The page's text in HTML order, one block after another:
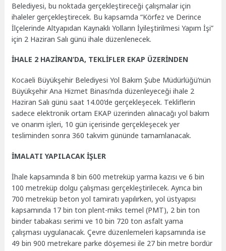
Belediyesi, bu noktada gerçekleştireceği çalışmalar için
ihaleler gerçekleştirecek. Bu kapsamda “Körfez ve Derince
İlçelerinde Altyapıdan Kaynaklı Yolların İyileştirilmesi Yapım İşi”
için 2 Haziran Salı günü ihale düzenlenecek.
İHALE 2 HAZİRAN’DA, TEKLİFLER EKAP ÜZERİNDEN
Kocaeli Büyükşehir Belediyesi Yol Bakım Şube Müdürlüğü’nün
Büyükşehir Ana Hizmet Binası’nda düzenleyeceği ihale 2
Haziran Salı günü saat 14.00’de gerçekleşecek. Tekliflerin
sadece elektronik ortam EKAP üzerinden alınacağı yol bakım
ve onarım işleri, 10 gün içerisinde gerçekleşecek yer
tesliminden sonra 360 takvim gününde tamamlanacak.
İMALATI YAPILACAK İŞLER
İhale kapsamında 8 bin 600 metreküp yarma kazısı ve 6 bin
100 metreküp dolgu çalışması gerçekleştirilecek. Ayrıca bin
700 metreküp beton yol tamiratı yapılırken, yol üstyapısı
kapsamında 17 bin ton plent-miks temel (PMT), 2 bin ton
binder tabakası serimi ve 10 bin 720 ton asfalt yama
çalışması uygulanacak. Çevre düzenlemeleri kapsamında ise
49 bin 900 metrekare parke döşemesi ile 27 bin metre bordür